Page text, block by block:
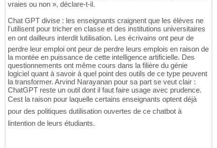
vraies ou non », déclare-t-il.
Chat GPT divise : les enseignants craignent que les élèves ne
l'utilisent pour tricher en classe et des institutions universitaires
en ont dailleurs interdit lutilisation. Les écrivains ont peur de
perdre leur emploi ont peur de perdre leurs emplois en raison de
la montée en puissance de cette intelligence artificielle. Des
questionnements ont même cours dans la filière du génie
logiciel quant à savoir à quel point des outils de ce type peuvent
la transformer. Arvind Narayanan pour sa part se veut clair :
ChatGPT reste un outil dont il faut faire usage avec prudence.
Cest la raison pour laquelle certains enseignants optent déjà
pour des politiques dutilisation ouvertes de ce chatbot à
lintention de leurs étudiants.